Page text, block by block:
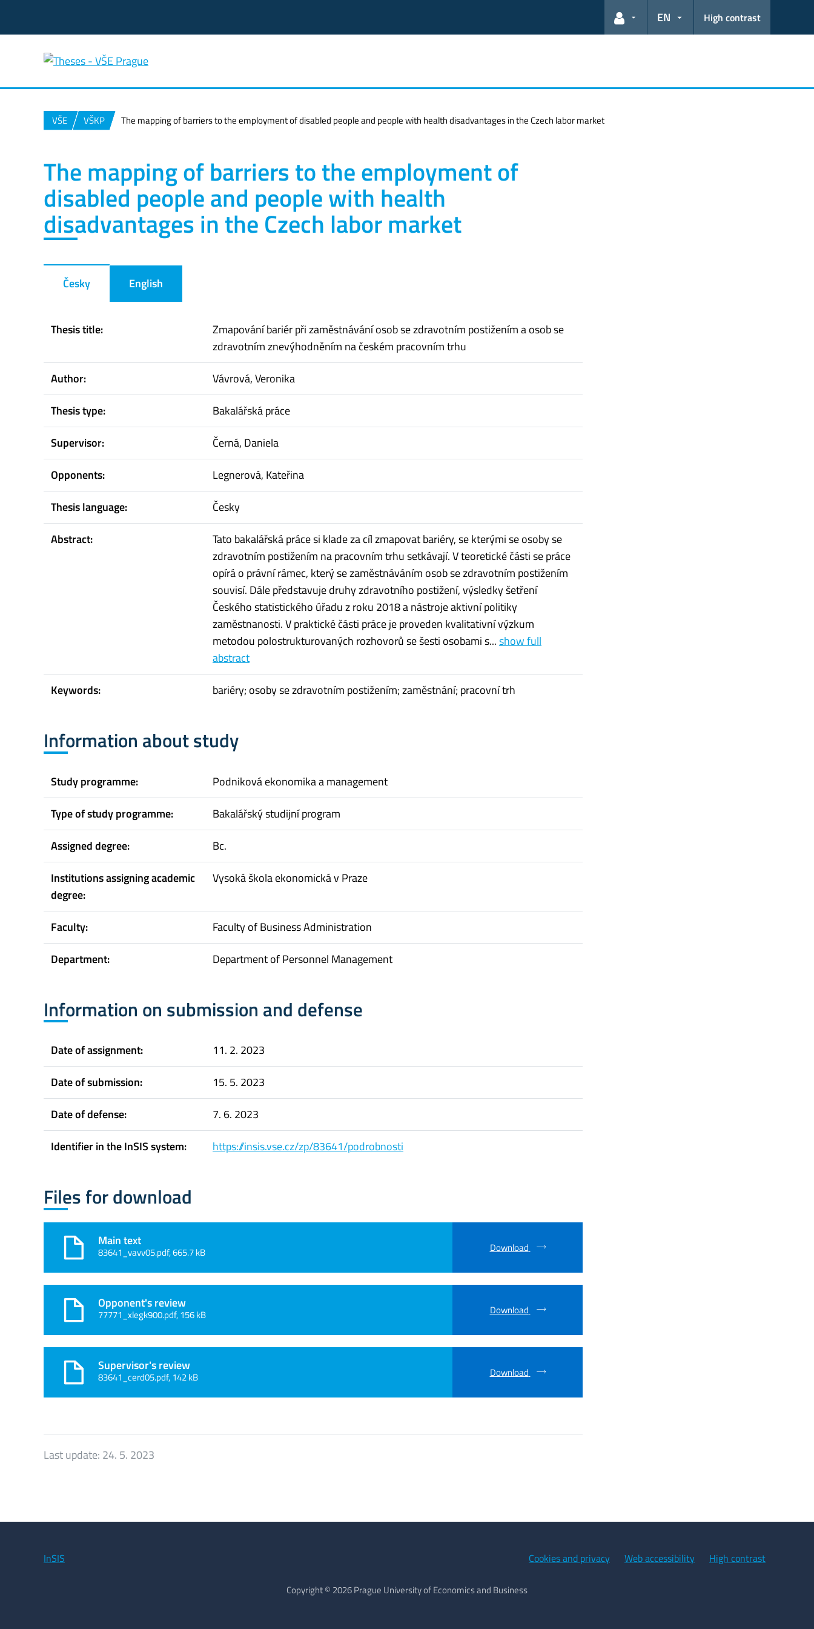
User links
EN High contrast
VŠE VŠKP The mapping of barriers to the employment of disabled people and people with health disadvantages in the Czech labor market
The mapping of barriers to the employment of
disabled people and people with health
disadvantages in the Czech labor market
Česky English
Thesis title:
Zmapování bariér při zaměstnávání osob se zdravotním postižením a osob se
zdravotním znevýhodněním na českém pracovním trhu
Author:
Vávrová, Veronika
Thesis type:
Bakalářská práce
Supervisor:
Černá, Daniela
Opponents:
Legnerová, Kateřina
Thesis language:
Česky
Abstract:
Tato bakalářská práce si klade za cíl zmapovat bariéry, se kterými se osoby se
zdravotním postižením na pracovním trhu setkávají. V teoretické části se práce
opírá o právní rámec, který se zaměstnáváním osob se zdravotním postižením
souvisí. Dále představuje druhy zdravotního postižení, výsledky šetření
Českého statistického úřadu z roku 2018 a nástroje aktivní politiky
zaměstnanosti. V praktické části práce je proveden kvalitativní výzkum
metodou polostrukturovaných rozhovorů se šesti osobami s...show full
abstract
Keywords:
bariéry; osoby se zdravotním postižením; zaměstnání; pracovní trh
Information about study
Study programme:
Podniková ekonomika a management
Type of study programme:
Bakalářský studijní program
Assigned degree:
Bc.
Institutions assigning academic
degree:
Vysoká škola ekonomická v Praze
Faculty:
Faculty of Business Administration
Department:
Department of Personnel Management
Information on submission and defense
Date of assignment:
11. 2. 2023
Date of submission:
15. 5. 2023
Date of defense:
7. 6. 2023
Identifier in the InSIS system:
https://insis.vse.cz/zp/83641/podrobnosti
Files for download
Main text
83641_vavv05.pdf, 665.7 kB Download
Opponent's review
77771_xlegk900.pdf, 156 kB Download
Supervisor's review
83641_cerd05.pdf, 142 kB Download
Last update: 24. 5. 2023
InSIS Cookies and privacy Web accessibility High contrast
Copyright © 2026 Prague University of Economics and Business